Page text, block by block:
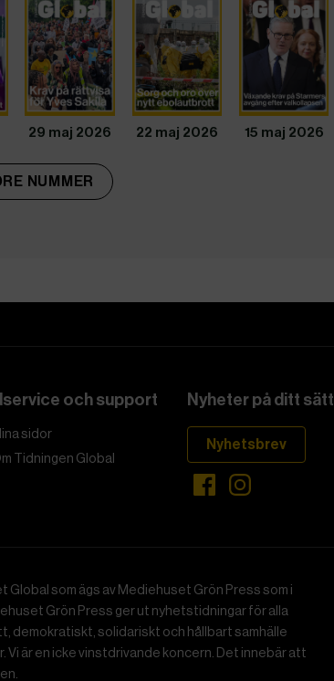
29 maj 2026 22 maj 2026 15 maj 2026
NUMMER
och support
sidor
Tidningen Global
Nyheter på ditt sätt
Nyhetsbrev
Global som ägs av Mediehuset Grön Press som i
Grön Press ger ut nyhetstidningar för alla
demokratiskt, solidariskt och hållbart samhälle
är en icke vinstdrivande koncern. Det innebär att